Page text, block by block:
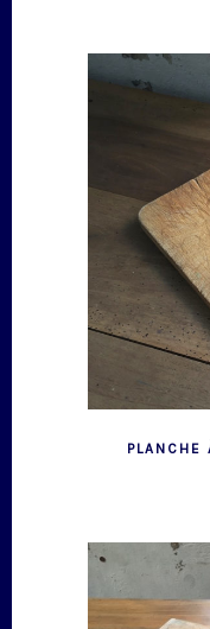
PLANCHE